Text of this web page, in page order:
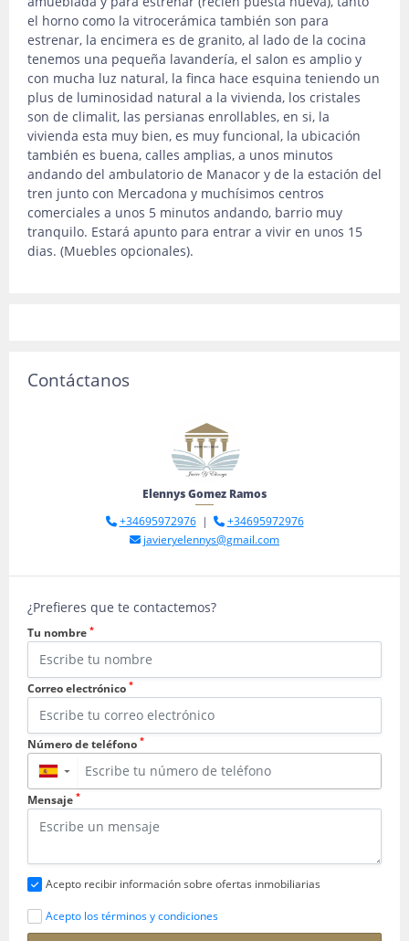
el horno como la vitrocerámica también son para
estrenar, la encimera es de granito, al lado de la cocina
tenemos una pequeña lavandería, el salon es amplio y
con mucha luz natural, la finca hace esquina teniendo un
plus de luminosidad natural a la vivienda, los cristales
son de climalit, las persianas enrollables, en si, la
vivienda esta muy bien, es muy funcional, la ubicación
también es buena, calles amplias, a unos minutos
andando del ambulatorio de Manacor y de la estación del
tren junto con Mercadona y muchísimos centros
comerciales a unos 5 minutos andando, barrio muy
tranquilo. Estará apunto para entrar a vivir en unos 15
dias. (Muebles opcionales).
Contáctanos
Elennys Gomez Ramos
+34695972976|
+34695972976
javieryelennys@gmail.com
¿Prefieres que te contactemos?
Tu nombre *
Correo electrónico *
Número de teléfono *
▼
Mensaje *
Acepto recibir información sobre ofertas inmobiliarias
Acepto los términos y condiciones